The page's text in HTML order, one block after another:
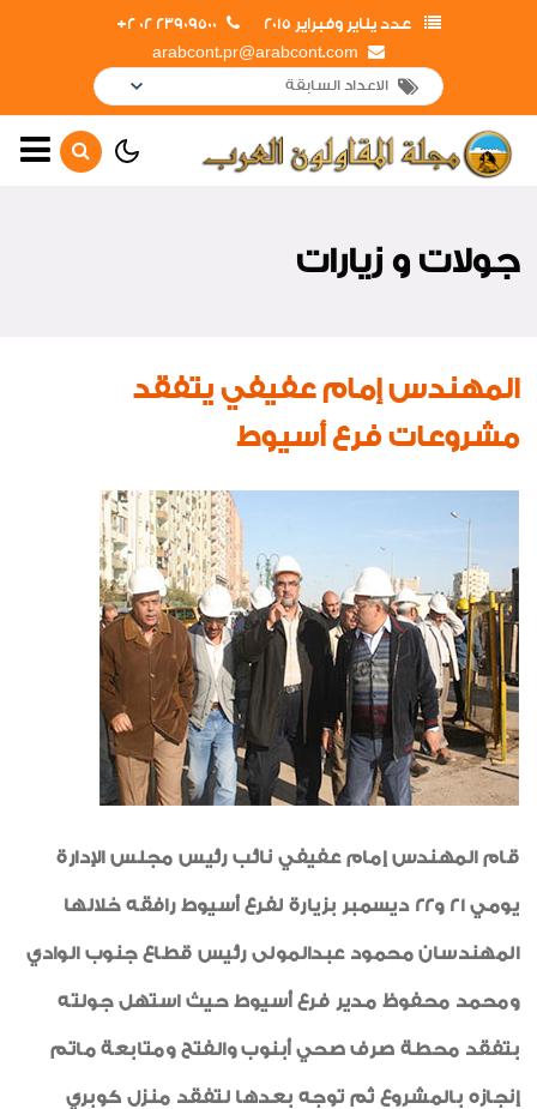
عدد يناير وفبراير 2015
23909500 02 2+
arabcont.pr@arabcont.com
إفتتاحــــات
اخبار من هنا وهناك
تهانى
لوحة الشرف
شكر وتقدير
أنشطة اجتماعية وثقافية
العامل المثالى
رياضة
جولات و زيارات
المهندس إمام عفيفي يتفقد
مشروعات فرع أسيوط
قام المهندس إمام عفيفي نائب رئيس مجلس الإدارة
يومي 21 و22 ديسمبر بزيارة لفرع أسيوط رافقه خلالها
المهندسان محمود عبدالمولى رئيس قطاع جنوب الوادي
ومحمد محفوظ مدير فرع أسيوط حيث استهل جولته
بتفقد محطة صرف صحي أبنوب والفتح ومتابعة ماتم
إنجازه بالمشروع ثم توجه بعدها لتفقد منزل كوبري